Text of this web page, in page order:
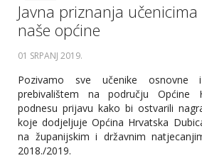
Javna priznanja
naše općine
01 SRPANJ 2019.
Pozivamo sve učenike
prebivalištem na području Općine
podnesu prijavu kako bi ostvarili
koje dodjeljuje Općina Hrvatska
na županijskim i državnim
2018./2019.